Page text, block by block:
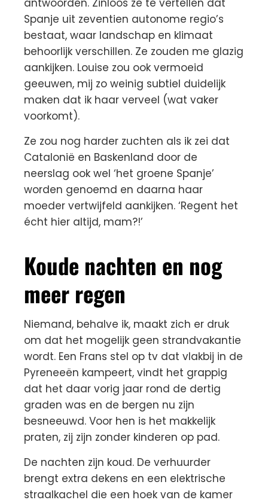
antwoorden. Zinloos ze te vertellen dat
Spanje uit zeventien autonome regio’s
bestaat, waar landschap en klimaat
behoorlijk verschillen. Ze zouden me glazig
aankijken. Louise zou ook vermoeid
geeuwen, mij zo weinig subtiel duidelijk
maken dat ik haar verveel (wat vaker
voorkomt).
Ze zou nog harder zuchten als ik zei dat
Catalonië en Baskenland door de
neerslag ook wel ‘het groene Spanje’
worden genoemd en daarna haar
moeder vertwijfeld aankijken. ‘Regent het
écht hier altijd, mam?!’
Koude nachten en nog
meer regen
Niemand, behalve ik, maakt zich er druk
om dat het mogelijk geen strandvakantie
wordt. Een Frans stel op tv dat vlakbij in de
Pyreneeën kampeert, vindt het grappig
dat het daar vorig jaar rond de dertig
graden was en de bergen nu zijn
besneeuwd. Voor hen is het makkelijk
praten, zij zijn zonder kinderen op pad.
De nachten zijn koud. De verhuurder
brengt extra dekens en een elektrische
straalkachel die een hoek van de kamer